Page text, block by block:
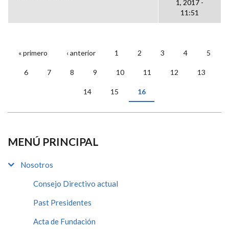
1, 2017 -
11:51
PÁGINAS
« primero ‹ anterior 1 2 3 4 5
6 7 8 9 10 11 12 13
14 15 16
MENÚ PRINCIPAL
Nosotros
Consejo Directivo actual
Past Presidentes
Acta de Fundación